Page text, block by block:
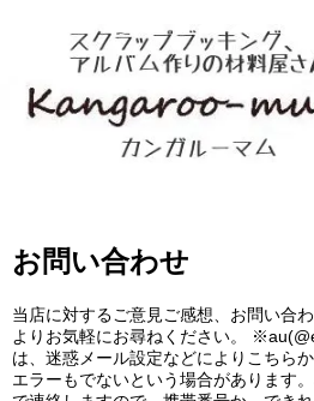
お問い合わせ
当店に対するご意見ご感想、お問い合
よりお気軽にお尋ねください。
は、迷惑メール設定などによりこちら
エラーもでないという場合があります